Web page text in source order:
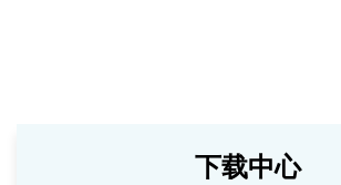
下载中心